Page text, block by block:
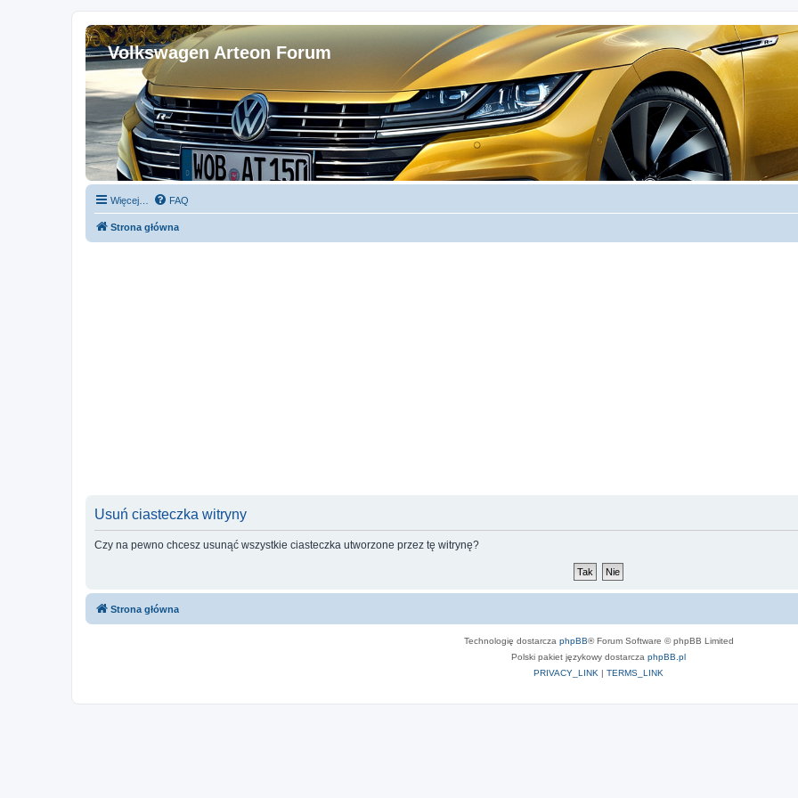
Volkswagen Arteon Forum
Więcej… FAQ
Strona główna
Usuń ciasteczka witryny
Czy na pewno chcesz usunąć wszystkie ciasteczka utworzone przez tę witrynę?
Strona główna
Technologię dostarcza phpBB® Forum Software © phpBB Limited
Polski pakiet językowy dostarcza phpBB.pl
PRIVACY_LINK | TERMS_LINK